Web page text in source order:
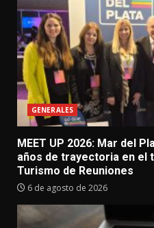
GENERALES
MEET UP 2026: Mar del
años de trayectoria en el
Turismo de Reuniones
6 de agosto de 2026